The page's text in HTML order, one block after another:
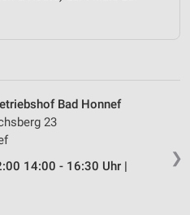
❯
Bad Honnef
23
14:00 - 16:30 Uhr |